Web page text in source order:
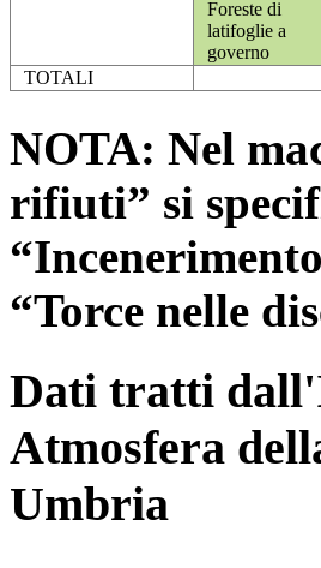
Foreste di
latifoglie a
governo
TOTALI
NOTA: Nel
rifiuti” si
“Torce nelle
Dati tratti
Atmosfera
Umbria